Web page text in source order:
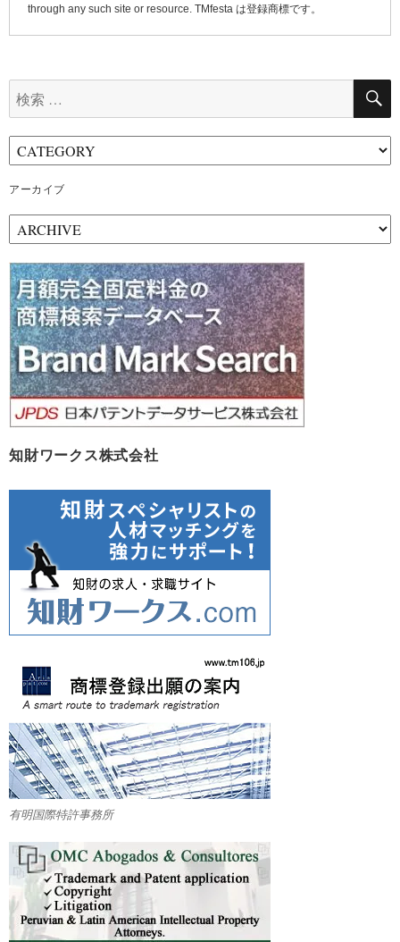
through any such site or resource. TMfesta は登録商標です。
索:
アーカイブ
ー
カ
イ
ブ
知財ワークス株式会社
有明国際特許事務所